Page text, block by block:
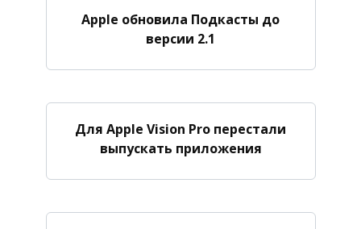
Apple обновила Подкасты до
версии 2.1
Для Apple Vision Pro перестали
выпускать приложения